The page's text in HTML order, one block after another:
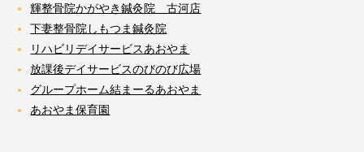
輝整骨院かがやき鍼灸院 古河店
下妻整骨院しもつま鍼灸院
リハビリデイサービスあおやま
放課後デイサービスのびのび広場
グループホーム結まーるあおやま
あおやま保育園